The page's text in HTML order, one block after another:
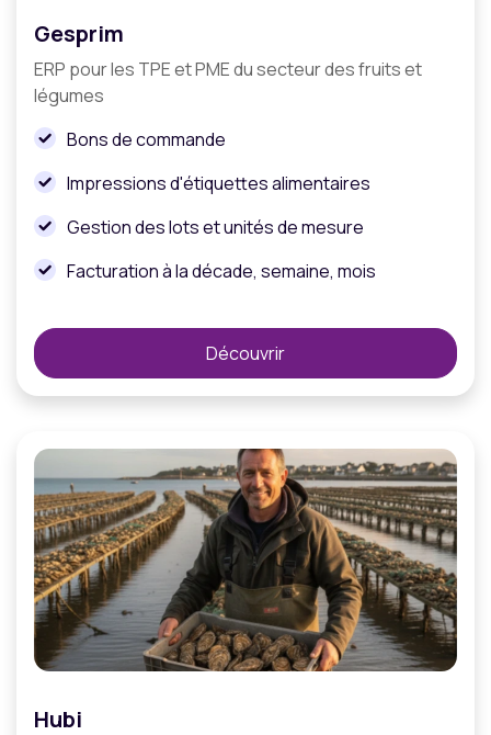
Gesprim
ERP pour les TPE et PME du secteur des fruits et
légumes
Bons de commande
Impressions d'étiquettes alimentaires
Gestion des lots et unités de mesure
Facturation à la décade, semaine, mois
Découvrir
Hubi